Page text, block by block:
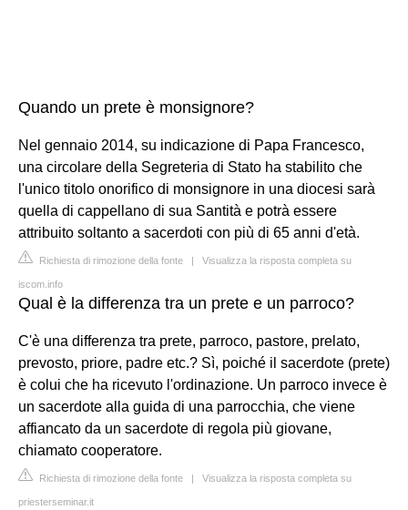
Quando un prete è monsignore?
Nel gennaio 2014, su indicazione di Papa Francesco,
una circolare della Segreteria di Stato ha stabilito che
l'unico titolo onorifico di monsignore in una diocesi sarà
quella di cappellano di sua Santità e potrà essere
attribuito soltanto a sacerdoti con più di 65 anni d'età.
Richiesta di rimozione della fonte | Visualizza la risposta completa su
iscom.info
Qual è la differenza tra un prete e un parroco?
C'è una differenza tra prete, parroco, pastore, prelato,
prevosto, priore, padre etc.? Sì, poiché il sacerdote (prete)
è colui che ha ricevuto l'ordinazione. Un parroco invece è
un sacerdote alla guida di una parrocchia, che viene
affiancato da un sacerdote di regola più giovane,
chiamato cooperatore.
Richiesta di rimozione della fonte | Visualizza la risposta completa su
priesterseminar.it